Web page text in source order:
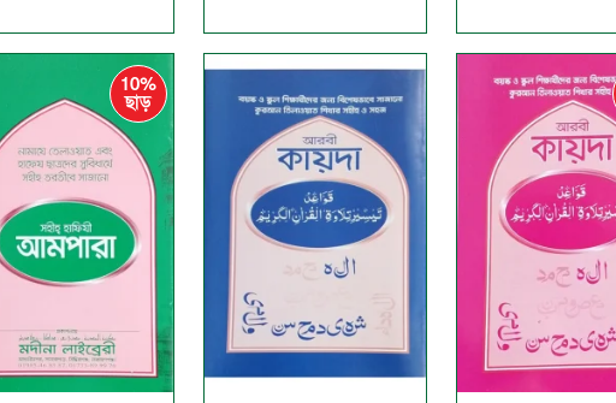
10%
ছাড়